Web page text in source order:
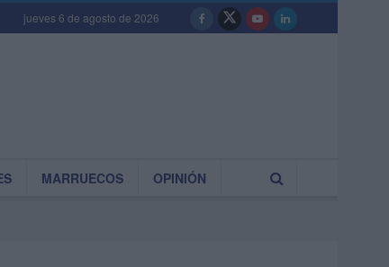
jueves 6 de agosto de 2026
MARRUECOS OPINIÓN